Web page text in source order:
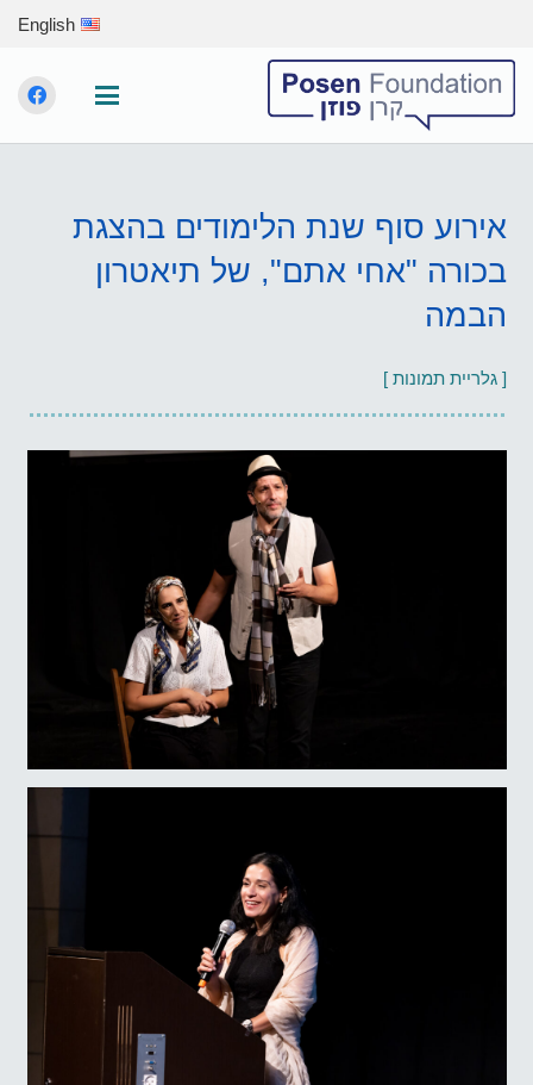
English
אירוע סוף שנת הלימודים בהצגת
בכורה "אחי אתם", של תיאטרון
הבמה
[ גלריית תמונות ]